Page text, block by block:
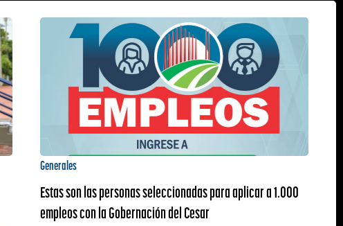
Generales
Estas son las personas seleccionadas para aplicar a 1.000
empleos con la Gobernación del Cesar